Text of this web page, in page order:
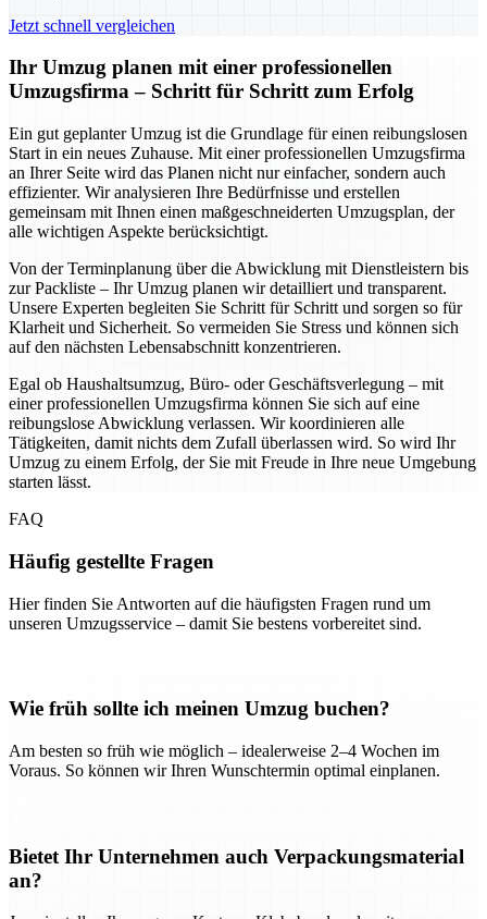
Jetzt schnell vergleichen
Ihr Umzug planen mit einer professionellen
Umzugsfirma – Schritt für Schritt zum Erfolg
Ein gut geplanter Umzug ist die Grundlage für einen reibungslosen
Start in ein neues Zuhause. Mit einer professionellen Umzugsfirma
an Ihrer Seite wird das Planen nicht nur einfacher, sondern auch
effizienter. Wir analysieren Ihre Bedürfnisse und erstellen
gemeinsam mit Ihnen einen maßgeschneiderten Umzugsplan, der
alle wichtigen Aspekte berücksichtigt.
Von der Terminplanung über die Abwicklung mit Dienstleistern bis
zur Packliste – Ihr Umzug planen wir detailliert und transparent.
Unsere Experten begleiten Sie Schritt für Schritt und sorgen so für
Klarheit und Sicherheit. So vermeiden Sie Stress und können sich
auf den nächsten Lebensabschnitt konzentrieren.
Egal ob Haushaltsumzug, Büro- oder Geschäftsverlegung – mit
einer professionellen Umzugsfirma können Sie sich auf eine
reibungslose Abwicklung verlassen. Wir koordinieren alle
Tätigkeiten, damit nichts dem Zufall überlassen wird. So wird Ihr
Umzug zu einem Erfolg, der Sie mit Freude in Ihre neue Umgebung
starten lässt.
FAQ
Häufig gestellte Fragen
Hier finden Sie Antworten auf die häufigsten Fragen rund um
unseren Umzugsservice – damit Sie bestens vorbereitet sind.
Wie früh sollte ich meinen Umzug buchen?
Am besten so früh wie möglich – idealerweise 2–4 Wochen im
Voraus. So können wir Ihren Wunschtermin optimal einplanen.
Bietet Ihr Unternehmen auch Verpackungsmaterial
an?